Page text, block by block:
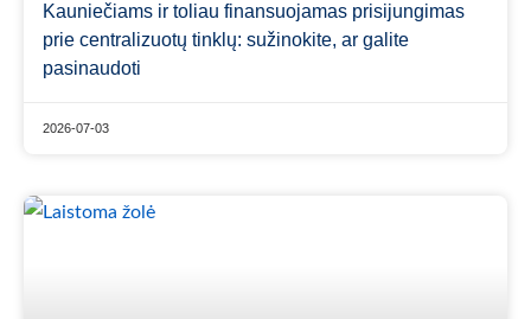
Kauniečiams ir toliau finansuojamas prisijungimas
prie centralizuotų tinklų: sužinokite, ar galite
pasinaudoti
2026-07-03